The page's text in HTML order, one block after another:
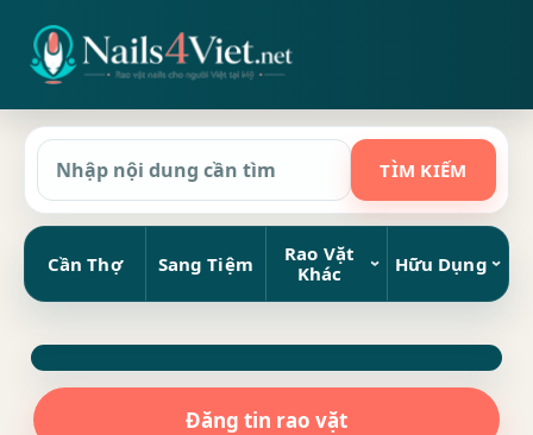
Cần Thợ Sang Tiệm
Rao Vặt
Khác
Hữu Dụng
Đăng tin rao vặt